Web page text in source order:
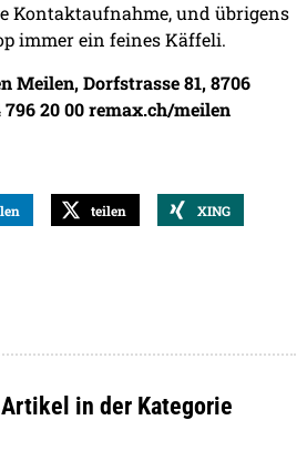
Kontaktaufnahme, und übrigens
immer ein feines Käffeli.
Meilen, Dorfstrasse 81, 8706
20 00 remax.ch/meilen
teilen
XING
in der Kategorie